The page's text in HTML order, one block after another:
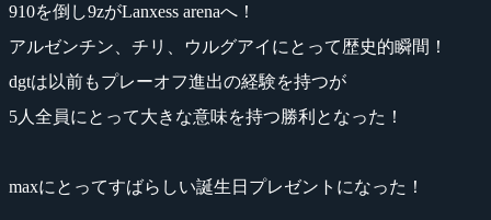
910を倒し9zがLanxess arenaへ！
アルゼンチン、チリ、ウルグアイにとって歴史的瞬間！
dgtは以前もプレーオフ進出の経験を持つが
5人全員にとって大きな意味を持つ勝利となった！
maxにとってすばらしい誕生日プレゼントになった！